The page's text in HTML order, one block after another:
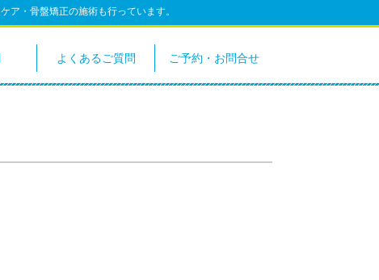
ア・骨盤矯正の施術も行っています。
よくあるご質問 ご予約・お問合せ